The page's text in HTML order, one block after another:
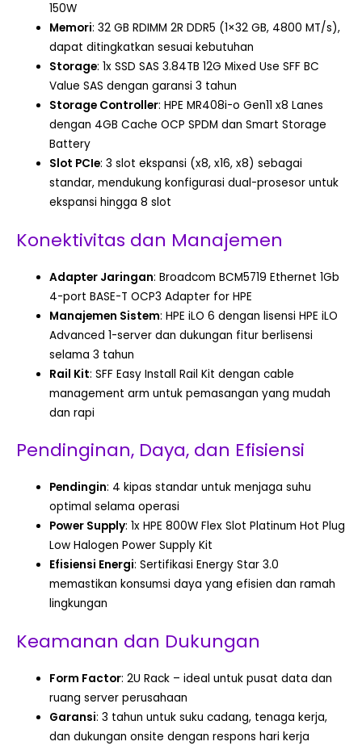
150W
Memori: 32 GB RDIMM 2R DDR5 (1×32 GB, 4800 MT/s),
dapat ditingkatkan sesuai kebutuhan
Storage: 1x SSD SAS 3.84TB 12G Mixed Use SFF BC
Value SAS dengan garansi 3 tahun
Storage Controller: HPE MR408i-o Gen11 x8 Lanes
dengan 4GB Cache OCP SPDM dan Smart Storage
Battery
Slot PCIe: 3 slot ekspansi (x8, x16, x8) sebagai
standar, mendukung konfigurasi dual-prosesor untuk
ekspansi hingga 8 slot
Konektivitas dan Manajemen
Adapter Jaringan: Broadcom BCM5719 Ethernet 1Gb
4-port BASE-T OCP3 Adapter for HPE
Manajemen Sistem: HPE iLO 6 dengan lisensi HPE iLO
Advanced 1-server dan dukungan fitur berlisensi
selama 3 tahun
Rail Kit: SFF Easy Install Rail Kit dengan cable
management arm untuk pemasangan yang mudah
dan rapi
Pendinginan, Daya, dan Efisiensi
Pendingin: 4 kipas standar untuk menjaga suhu
optimal selama operasi
Power Supply: 1x HPE 800W Flex Slot Platinum Hot Plug
Low Halogen Power Supply Kit
Efisiensi Energi: Sertifikasi Energy Star 3.0
memastikan konsumsi daya yang efisien dan ramah
lingkungan
Keamanan dan Dukungan
Form Factor: 2U Rack – ideal untuk pusat data dan
ruang server perusahaan
Garansi: 3 tahun untuk suku cadang, tenaga kerja,
dan dukungan onsite dengan respons hari kerja